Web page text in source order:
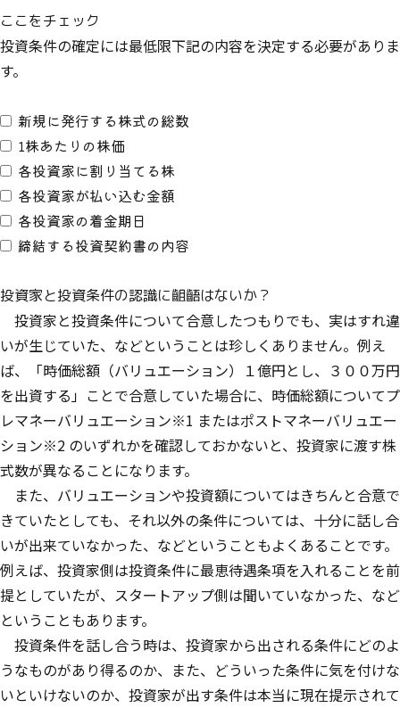
ここをチェック
投資条件の確定には最低限下記の内容を決定する必要がありま
す。
新規に発行する株式の総数
1株あたりの株価
各投資家に割り当てる株
各投資家が払い込む金額
各投資家の着金期日
締結する投資契約書の内容
投資家と投資条件の認識に齟齬はないか？
投資家と投資条件について合意したつもりでも、実はすれ違
いが生じていた、などということは珍しくありません。例え
ば、「時価総額（バリュエーション）１億円とし、３００万円
を出資する」ことで合意していた場合に、時価総額についてプ
レマネーバリュエーション※1 またはポストマネーバリュエー
ション※2 のいずれかを確認しておかないと、投資家に渡す株
式数が異なることになります。
また、バリュエーションや投資額についてはきちんと合意で
きていたとしても、それ以外の条件については、十分に話し合
いが出来ていなかった、などということもよくあることです。
例えば、投資家側は投資条件に最恵待遇条項を入れることを前
提としていたが、スタートアップ側は聞いていなかった、など
ということもあります。
投資条件を話し合う時は、投資家から出される条件にどのよ
うなものがあり得るのか、また、どういった条件に気を付けな
いといけないのか、投資家が出す条件は本当に現在提示されて